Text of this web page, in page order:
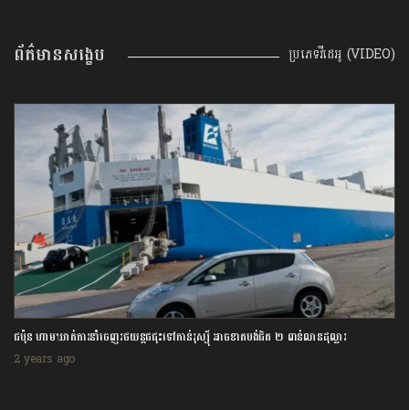
ព័ត៌មានសង្ខេប ប្រភេទវីដេអូ (VIDEO)
ជប៉ុន ហាមឃាត់ការនាំចេញរថយន្តជជុះទៅកាន់រុស្ស៊ី អាចខាតបង់ជិត ២ ពាន់លានដុល្លារ
2 years ago